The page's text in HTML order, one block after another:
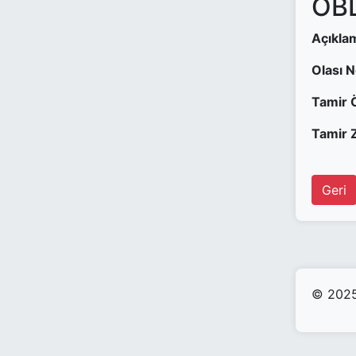
Olası
Tamir
Tamir
Geri
© 2025